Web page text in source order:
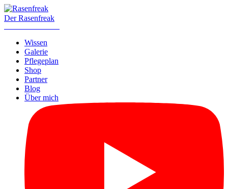
Der Rasenfreak
Wissen
Galerie
Pflegeplan
Shop
Partner
Blog
Über mich